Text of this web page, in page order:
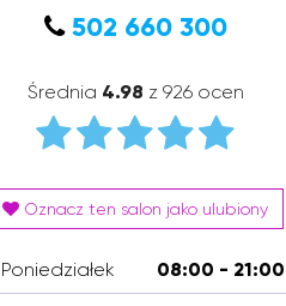
502 660 300
Średnia 4.98 z 926 ocen
Oznacz ten salon jako ulubiony
Poniedziałek 08:00 - 21:00